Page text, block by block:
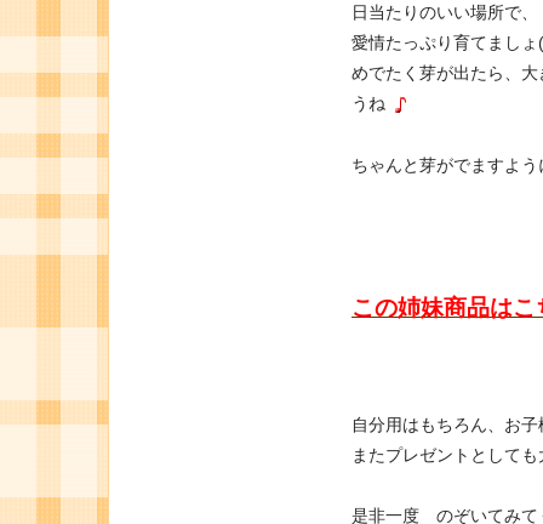
日当たりのいい場所で、
愛情たっぷり育てましょ
めでたく芽が出たら、
うね
ちゃんと芽がでますよ
この姉妹商品はこ
自分用はもちろん、お
またプレゼントとして
是非一度 のぞいてみて